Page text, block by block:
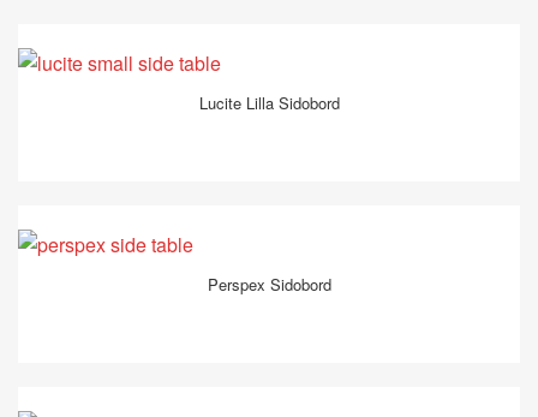
Lucite Lilla Sidobord
Perspex Sidobord